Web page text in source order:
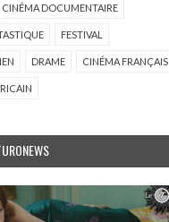
CINÉMA DOCUMENTAIRE
FESTIVAL
DRAME CINÉMA FRANÇAIS